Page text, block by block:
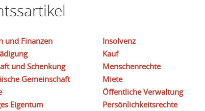
und Finanzen
und Schenkung
Gemeinschaft
Eigentum
Insolvenz
Kauf
Menschenrechte
Miete
Öffentliche Verwaltung
Persönlichkeitsrechte